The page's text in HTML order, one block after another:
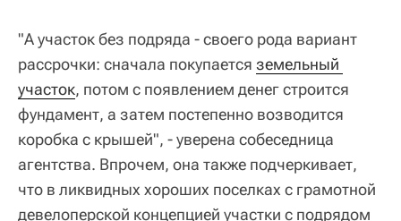
"А участок без подряда - своего рода вариант
рассрочки: сначала покупается земельный
участок, потом с появлением денег строится
фундамент, а затем постепенно возводится
коробка с крышей", - уверена собеседница
агентства. Впрочем, она также подчеркивает,
что в ликвидных хороших поселках с грамотной
девелоперской концепцией участки с подрядом